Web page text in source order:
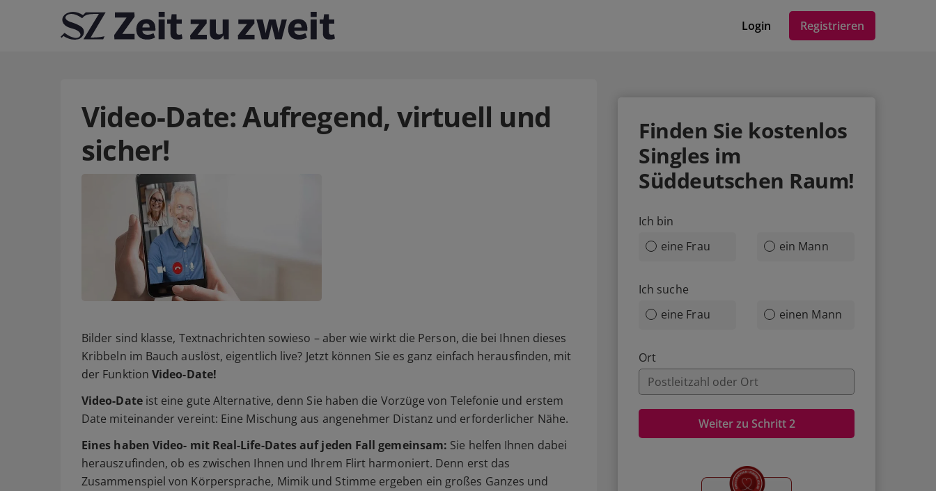
Login Registrieren
Video-Date: Aufregend, virtuell und
sicher!
Bilder sind klasse, Textnachrichten sowieso – aber wie wirkt die Person, die bei Ihnen dieses
Kribbeln im Bauch auslöst, eigentlich live? Jetzt können Sie es ganz einfach herausfinden, mit
der FunktionVideo-Date!
Video-Dateist eine gute Alternative, denn Sie haben die Vorzüge von Telefonie und erstem
Date miteinander vereint: Eine Mischung aus angenehmer Distanz und erforderlicher Nähe.
Eines haben Video- mit Real-Life-Dates auf jeden Fall gemeinsam: Sie helfen Ihnen dabei
herauszufinden, ob es zwischen Ihnen und Ihrem Flirt harmoniert. Denn erst das
Zusammenspiel von Körpersprache, Mimik und Stimme ergeben ein großes Ganzes und
Finden Sie kostenlos
Singles im
Süddeutschen Raum!
Ich bin
eine Frau
ein Mann
Ich suche
eine Frau
einen Mann
Ort
Weiter zu Schritt 2